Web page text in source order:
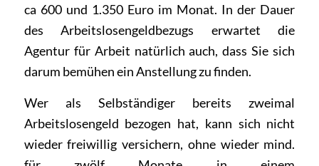
ca 600 und 1.350 Euro im Monat. In der Dauer
des Arbeitslosengeldbezugs erwartet die
Agentur für Arbeit natürlich auch, dass Sie sich
darum bemühen ein Anstellung zu finden.
Wer als Selbständiger bereits zweimal
Arbeitslosengeld bezogen hat, kann sich nicht
wieder freiwillig versichern, ohne wieder mind.